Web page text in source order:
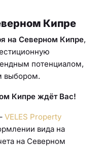
Кипре
на Северном Кипре,
потенциалом,
выбором.
Кипре ждёт Вас!
VELES Property
вида на
на Северном